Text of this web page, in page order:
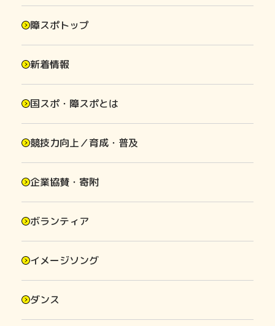
障スポトップ
新着情報
国スポ・障スポとは
競技力向上／育成・普及
企業協賛・寄附
ボランティア
イメージソング
ダンス